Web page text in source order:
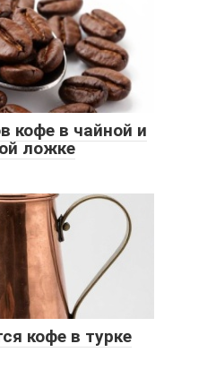
кофе в чайной и
ложке
кофе в турке